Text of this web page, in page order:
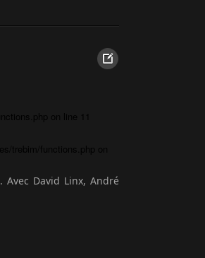
on line
trebim/functions.php
on
David Linx, André